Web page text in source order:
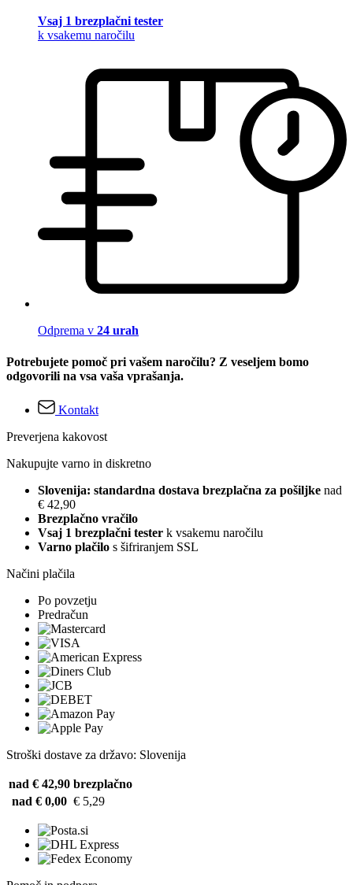
Vsaj 1 brezplačni tester
k vsakemu naročilu
Odprema v 24 urah
Potrebujete pomoč pri vašem naročilu? Z veseljem bomo
odgovorili na vsa vaša vprašanja.
Kontakt
Preverjena kakovost
Nakupujte varno in diskretno
Slovenija: standardna dostava brezplačna za pošiljke nad
€ 42,90
Brezplačno vračilo
Vsaj 1 brezplačni tester k vsakemu naročilu
Varno plačilo s šifriranjem SSL
Načini plačila
Po povzetju
Predračun
Stroški dostave za državo: Slovenija
nad € 42,90 brezplačno
nad € 0,00 € 5,29